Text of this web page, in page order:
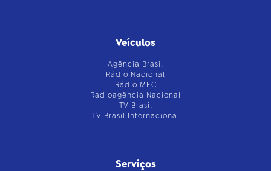
Veículos
Agência Brasil
Rádio Nacional
Rádio MEC
Radioagência Nacional
TV Brasil
TV Brasil Internacional
Serviços